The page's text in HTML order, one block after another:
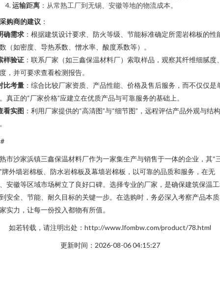
运输距离 ：从常熟工厂到无锡、安徽等地的物流成本。
购商的建议 ：
确需求 ：根据建筑设计要求、防火等级、节能标准确定所需岩棉板的性
（如密度、导热系数、憎水率、酸度系数等）。
样验证 ：联系厂家（如三鑫保温材料厂）索取样品，观察其纤维细腻度
，并可要求查看检测报告。
比考量 ：综合比较厂家资质、产品性能、价格及售后服务，而不仅仅是
真正的“厂家价格”应建立在优质产品与可靠服务的基础上。
看实图 ：利用厂家提供的“高清图”与“细节图”，远程评估产品外观与结
市沙家浜镇三鑫保温材料厂作为一家集生产与销售于一体的企业，其“
牌外墙岩棉板、防水岩棉板及幕墙岩棉板，以可靠的品质和服务，在无
安徽等区域市场树立了良好口碑。选择专业的厂家，是确保建筑保温
安全、节能、耐久目标的关键一步。在选购时，务必深入考察产品本
实力，让每一份投入都物有所值。
如若转载，请注明出处：http://www.lfombw.com/product/78.html
更新时间：2026-08-06 04:15:27